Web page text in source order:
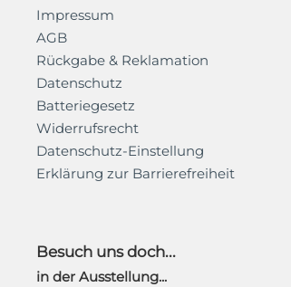
Impressum
AGB
Rückgabe & Reklamation
Datenschutz
Batteriegesetz
Widerrufsrecht
Datenschutz-Einstellung
Erklärung zur Barrierefreiheit
Besuch uns doch...
in der Ausstellung...